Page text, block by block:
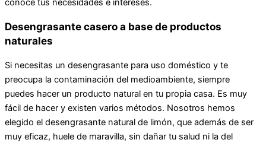
conoce tus necesidades e intereses.
Desengrasante casero a base de productos
naturales
Si necesitas un desengrasante para uso doméstico y te
preocupa la contaminación del medioambiente, siempre
puedes hacer un producto natural en tu propia casa. Es muy
fácil de hacer y existen varios métodos. Nosotros hemos
elegido el desengrasante natural de limón, que además de ser
muy eficaz, huele de maravilla, sin dañar tu salud ni la del